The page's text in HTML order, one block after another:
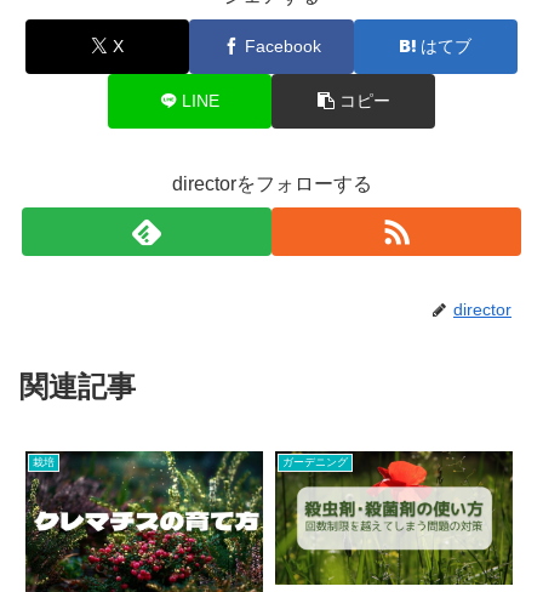
X Facebook はてブ
LINE コピー
directorをフォローする
director
関連記事
栽培 ガーデニング